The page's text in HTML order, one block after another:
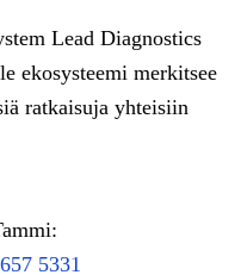
Lead Diagnostics
ekosysteemi merkitsee
ratkaisuja yhteisiin
5331